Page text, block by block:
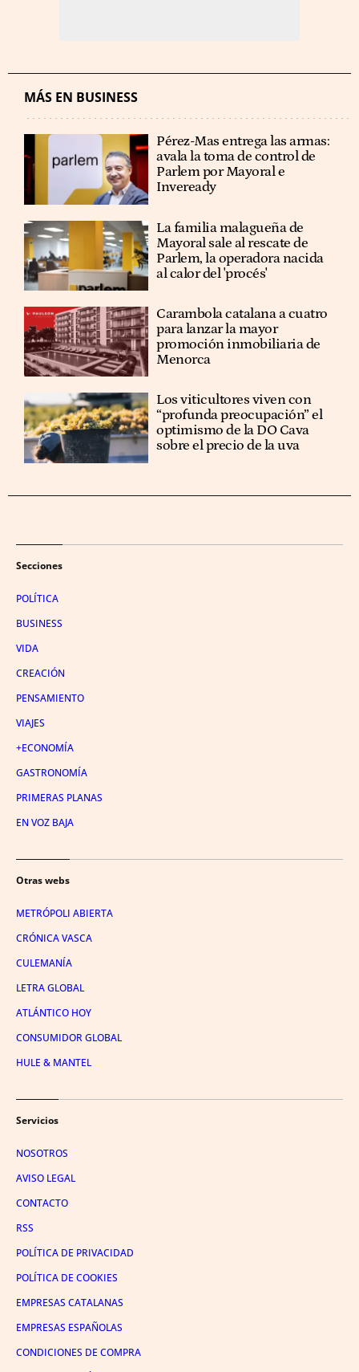
MÁS EN BUSINESS
Pérez-Mas entrega las armas:
avala la toma de control de
Parlem por Mayoral e
Inveready
La familia malagueña de
Mayoral sale al rescate de
Parlem, la operadora nacida
al calor del 'procés'
Carambola catalana a cuatro
para lanzar la mayor
promoción inmobiliaria de
Menorca
Los viticultores viven con
“profunda preocupación” el
optimismo de la DO Cava
sobre el precio de la uva
Secciones
POLÍTICA
BUSINESS
VIDA
CREACIÓN
PENSAMIENTO
VIAJES
+ECONOMÍA
GASTRONOMÍA
PRIMERAS PLANAS
EN VOZ BAJA
Otras webs
METRÓPOLI ABIERTA
CRÓNICA VASCA
CULEMANÍA
LETRA GLOBAL
ATLÁNTICO HOY
CONSUMIDOR GLOBAL
HULE & MANTEL
Servicios
NOSOTROS
AVISO LEGAL
CONTACTO
RSS
POLÍTICA DE PRIVACIDAD
POLÍTICA DE COOKIES
EMPRESAS CATALANAS
EMPRESAS ESPAÑOLAS
CONDICIONES DE COMPRA